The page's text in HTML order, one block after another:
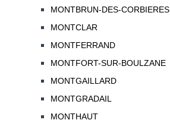
MONTBRUN-DES-CORBIERES
MONTCLAR
MONTFERRAND
MONTFORT-SUR-BOULZANE
MONTGAILLARD
MONTGRADAIL
MONTHAUT